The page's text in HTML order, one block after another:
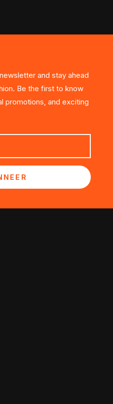
and stay ahead
Be the first to know
promotions, and exciting